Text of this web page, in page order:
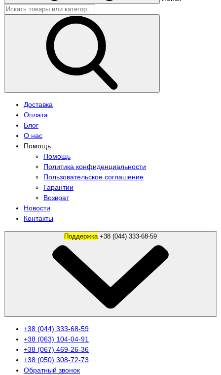
Доставка
Оплата
Блог
О нас
Помощь
Помощь
Политика конфиденциальности
Пользовательское соглашение
Гарантии
Возврат
Новости
Контакты
Поддержка
+38 (044) 333-68-59
+38 (063) 104-04-91
+38 (067) 469-26-36
+38 (050) 308-72-73
Обратный звонок